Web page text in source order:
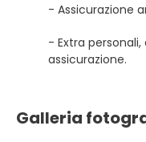
- Assicurazione
- Extra
assicurazione.
Galleria